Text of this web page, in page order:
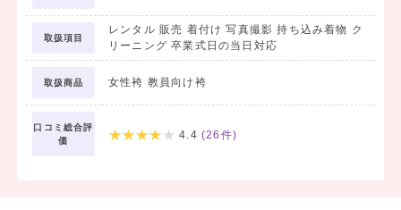
取扱項目
レンタル 販売 着付け 写真撮影 持ち込み着物 ク
リーニング 卒業式日の当日対応
取扱商品 女性袴 教員向け袴
口コミ総合評
価
4.4 (26 件)